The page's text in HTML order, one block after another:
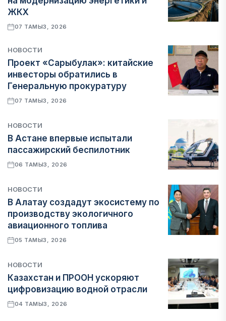
ЖКХ
07 ТАМЫЗ, 2026
НОВОСТИ
Проект «Сарыбулак»: китайские
инвесторы обратились в
Генеральную прокуратуру
07 ТАМЫЗ, 2026
НОВОСТИ
В Астане впервые испытали
пассажирский беспилотник
06 ТАМЫЗ, 2026
НОВОСТИ
В Алатау создадут экосистему по
производству экологичного
авиационного топлива
05 ТАМЫЗ, 2026
НОВОСТИ
Казахстан и ПРООН ускоряют
цифровизацию водной отрасли
04 ТАМЫЗ, 2026